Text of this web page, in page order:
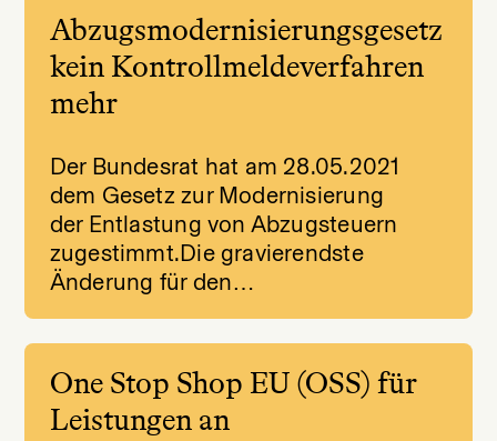
Abzugsmodernisierungsgesetz
kein Kontrollmeldeverfahren
mehr
Der Bundesrat hat am 28.05.2021
dem Gesetz zur Modernisierung
der Entlastung von Abzugsteuern
zugestimmt.Die gravierendste
Änderung für den…
One Stop Shop EU (OSS) für
Leistungen an